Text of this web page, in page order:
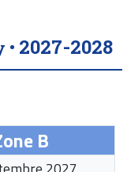
• 2027-2028
B